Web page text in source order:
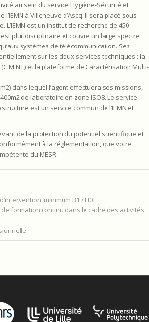
au sein du service Hygiène-Sécurité et
à Villeneuve d’Ascq. Il sera placé sous
L’IEMN est un institut de recherche de 450
pluridisciplinaire et couvre un large spectre
systèmes de télécommunication. Ses
sur les deux services techniques : la
et la plateforme de Caractérisation Multi-
dans lequel l’agent effectuera ses missions,
de laboratoire en zone ISO8. Le service
est un service commun de l’IEMN et
de la protection du potentiel scientifique et
à la réglementation, que votre
du MESR.
minimum B1 / H0
de formation continu dans le cadre des activités